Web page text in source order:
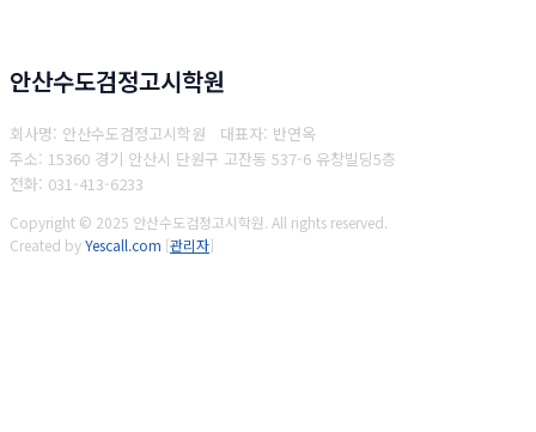
안산수도검정고시학원
회사명: 안산수도검정고시학원 대표자: 반연옥
주소: 15360 경기 안산시 단원구 고잔동 537-6 유창빌딩5층
전화: 031-413-6233
Copyright © 2025 안산수도검정고시학원. All rights reserved.
Created byYescall.com [관리자]